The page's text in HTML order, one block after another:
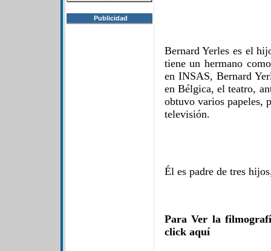
Publicidad
Bernard Yerles es el
tiene un hermano
en INSAS, Bernard
en Bélgica, el teatro,
obtuvo varios papeles,
televisión.
Él es padre de tres
Para Ver la
click aquí